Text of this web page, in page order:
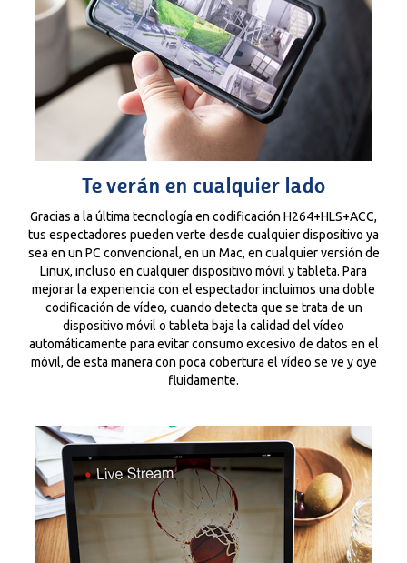
Te verán en cualquier lado
Gracias a la última tecnología en codificación H264+HLS+ACC,
tus espectadores pueden verte desde cualquier dispositivo ya
sea en un PC convencional, en un Mac, en cualquier versión de
Linux, incluso en cualquier dispositivo móvil y tableta. Para
mejorar la experiencia con el espectador incluimos una doble
codificación de vídeo, cuando detecta que se trata de un
dispositivo móvil o tableta baja la calidad del vídeo
automáticamente para evitar consumo excesivo de datos en el
móvil, de esta manera con poca cobertura el vídeo se ve y oye
fluidamente.